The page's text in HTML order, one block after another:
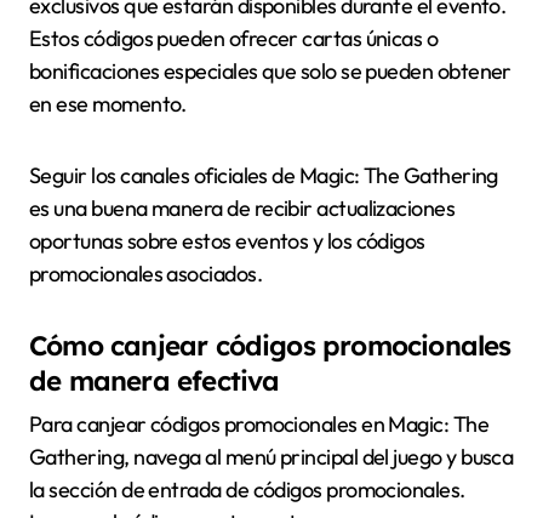
exclusivos que estarán disponibles durante el evento.
Estos códigos pueden ofrecer cartas únicas o
bonificaciones especiales que solo se pueden obtener
en ese momento.
Seguir los canales oficiales de Magic: The Gathering
es una buena manera de recibir actualizaciones
oportunas sobre estos eventos y los códigos
promocionales asociados.
Cómo canjear códigos promocionales
de manera efectiva
Para canjear códigos promocionales en Magic: The
Gathering, navega al menú principal del juego y busca
la sección de entrada de códigos promocionales.